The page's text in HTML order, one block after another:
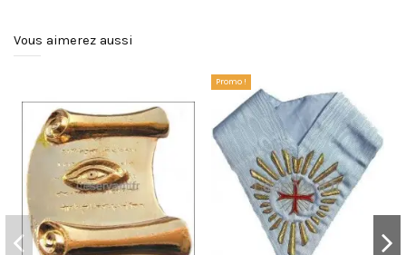
Vous aimerez aussi
Promo !